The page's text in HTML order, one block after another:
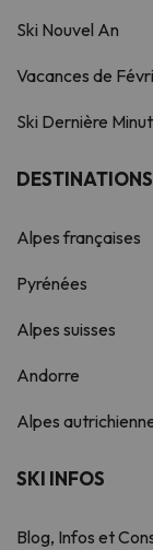
Ski Nouvel An
Vacances de
Ski Dernière
Alpes françaises
Pyrénées
Alpes suisses
Andorre
Alpes
SKI INFOS
Blog, Infos et